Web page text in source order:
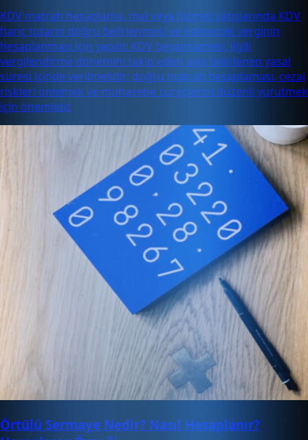
KDV matrah hesaplama, mal veya hizmet satışlarında KDV
hariç tutarın doğru belirlenmesi ve ödenecek verginin
hesaplanması için yapılır. KDV beyannamesi, ilgili
vergilendirme dönemini takip eden ayın belirlenen yasal
süresi içinde verilmelidir; doğru matrah hesaplaması, cezai
riskleri önlemek ve muhasebe süreçlerini düzenli yürütmek
için önemlidir.
Örtülü Sermaye Nedir? Nasıl Hesaplanır?